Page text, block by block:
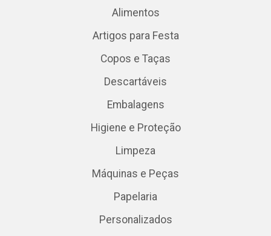
Alimentos
Artigos para Festa
Copos e Taças
Descartáveis
Embalagens
Higiene e Proteção
Limpeza
Máquinas e Peças
Papelaria
Personalizados